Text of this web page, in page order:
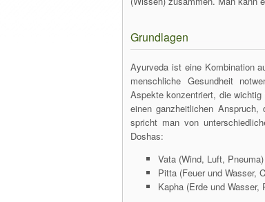
Grundlagen
Ayurveda ist eine Kombination
menschliche Gesundheit
Aspekte konzentriert, die
einen ganzheitlichen
spricht man von
Doshas:
Vata (Wind, Luft, Pneuma)
Pitta (Feuer und Wasser,
Kapha (Erde und Wasser,